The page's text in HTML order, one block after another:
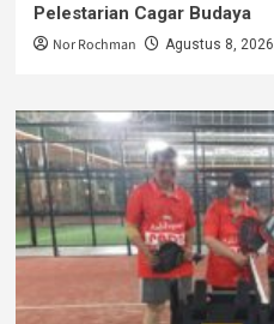
Pelestarian Cagar Budaya
Nor Rochman Agustus 8, 2026